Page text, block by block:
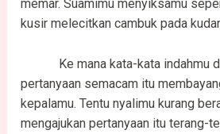
memar. Suamimu menyiksamu
kusir melecitkan cambuk pada
Ke mana kata-kata indahmu
pertanyaan semacam itu
kepalamu. Tentu nyalimu kurang
mengajukan pertanyaan itu terang-